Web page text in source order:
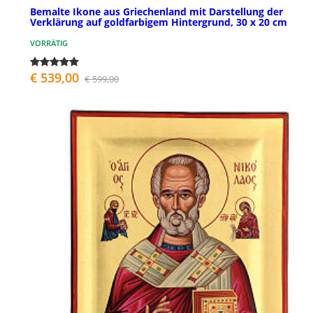
Bemalte Ikone aus Griechenland mit Darstellung der
Verklärung auf goldfarbigem Hintergrund, 30 x 20 cm
VORRÄTIG
€ 539,00 € 599,00